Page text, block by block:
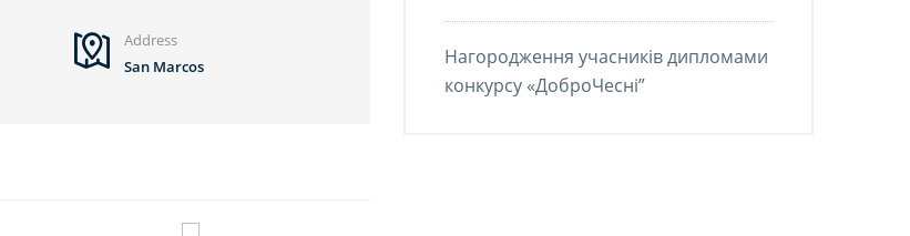
Address
San Marcos
Нагородження учасників дипломами
конкурсу «ДоброЧесні”